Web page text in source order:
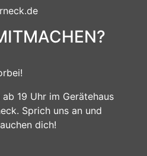
19 Uhr im Gerätehaus
Sprich uns an und
dich!